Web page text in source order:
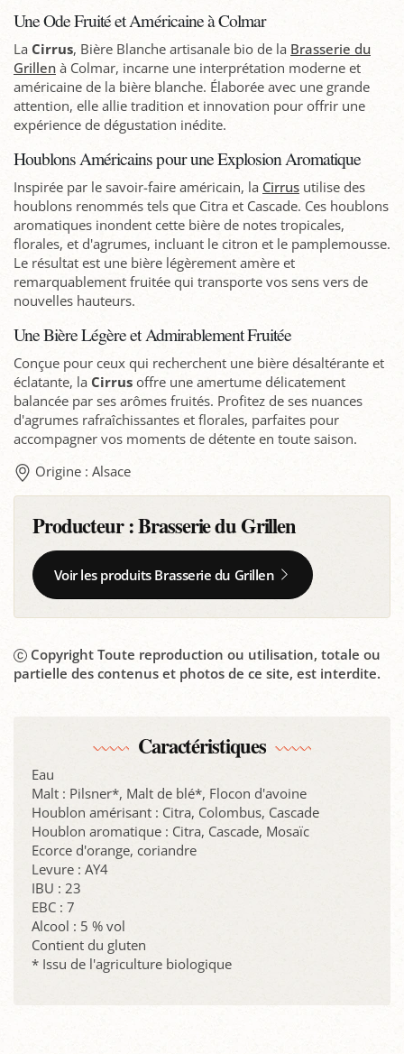
Une Ode Fruité et Américaine à Colmar
La Cirrus, Bière Blanche artisanale bio de la Brasserie du
Grillen à Colmar, incarne une interprétation moderne et
américaine de la bière blanche. Élaborée avec une grande
attention, elle allie tradition et innovation pour offrir une
expérience de dégustation inédite.
Houblons Américains pour une Explosion Aromatique
Inspirée par le savoir-faire américain, la Cirrus utilise des
houblons renommés tels que Citra et Cascade. Ces houblons
aromatiques inondent cette bière de notes tropicales,
florales, et d'agrumes, incluant le citron et le pamplemousse.
Le résultat est une bière légèrement amère et
remarquablement fruitée qui transporte vos sens vers de
nouvelles hauteurs.
Une Bière Légère et Admirablement Fruitée
Conçue pour ceux qui recherchent une bière désaltérante et
éclatante, la Cirrus offre une amertume délicatement
balancée par ses arômes fruités. Profitez de ses nuances
d'agrumes rafraîchissantes et florales, parfaites pour
accompagner vos moments de détente en toute saison.
Origine : Alsace
Producteur :Brasserie du Grillen
Voir les produits Brasserie du Grillen
Copyright Toute reproduction ou utilisation, totale ou
partielle des contenus et photos de ce site, est interdite.
Caractéristiques
Eau
Malt : Pilsner*, Malt de blé*, Flocon d'avoine
Houblon amérisant : Citra, Colombus, Cascade
Houblon aromatique : Citra, Cascade, Mosaïc
Ecorce d'orange, coriandre
Levure : AY4
IBU : 23
EBC : 7
Alcool : 5 % vol
Contient du gluten
* Issu de l'agriculture biologique